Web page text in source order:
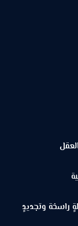
راسخة وتجديدٍ